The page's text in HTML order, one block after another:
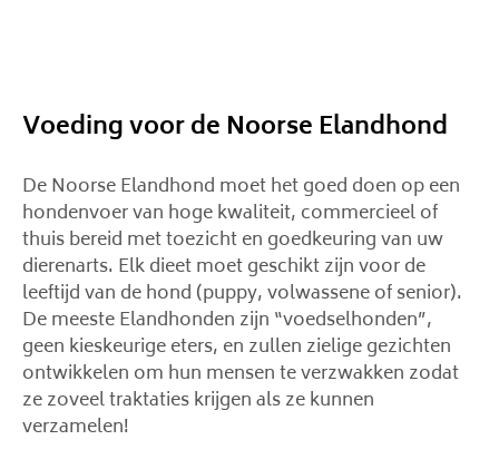
Voeding voor de Noorse Elandhond
De Noorse Elandhond moet het goed doen op een
hondenvoer van hoge kwaliteit, commercieel of
thuis bereid met toezicht en goedkeuring van uw
dierenarts. Elk dieet moet geschikt zijn voor de
leeftijd van de hond (puppy, volwassene of senior).
De meeste Elandhonden zijn “voedselhonden”,
geen kieskeurige eters, en zullen zielige gezichten
ontwikkelen om hun mensen te verzwakken zodat
ze zoveel traktaties krijgen als ze kunnen
verzamelen!